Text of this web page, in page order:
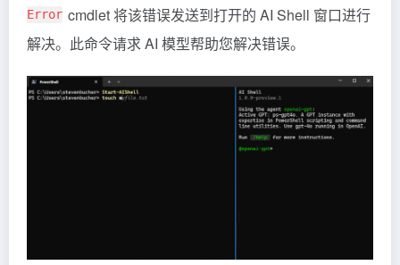
Error cmdlet 将该错误发送到打开的 AI Shell 窗口进行
解决。此命令请求 AI 模型帮助您解决错误。